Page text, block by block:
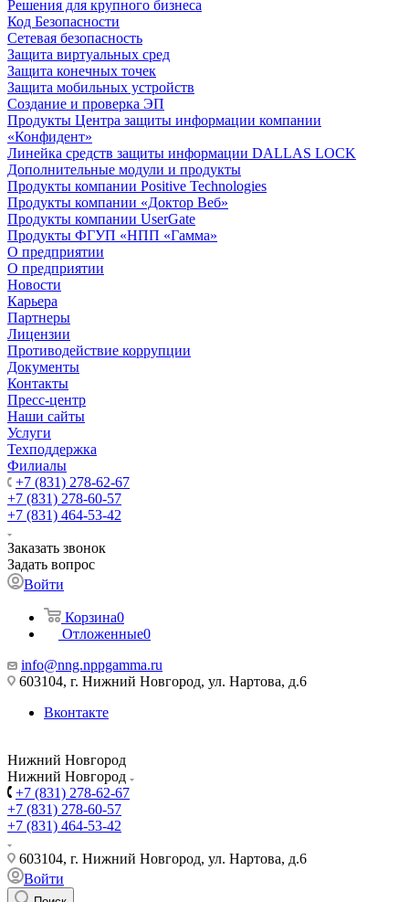
Решения для крупного бизнеса
Код Безопасности
Сетевая безопасность
Защита виртуальных сред
Защита конечных точек
Защита мобильных устройств
Создание и проверка ЭП
Продукты Центра защиты информации компании
«Конфидент»
Линейка средств защиты информации DALLAS LOCK
Дополнительные модули и продукты
Продукты компании Positive Technologies
Продукты компании «Доктор Веб»
Продукты компании UserGate
Продукты ФГУП «НПП «Гамма»
О предприятии
О предприятии
Новости
Карьера
Партнеры
Лицензии
Противодействие коррупции
Документы
Контакты
Пресс-центр
Наши сайты
Услуги
Техподдержка
Филиалы
+7 (831) 278-62-67
+7 (831) 278-60-57
+7 (831) 464-53-42
Заказать звонок
Задать вопрос
Войти
Корзина0
Отложенные0
info@nng.nppgamma.ru
603104, г. Нижний Новгород, ул. Нартова, д.6
Вконтакте
Нижний Новгород
Нижний Новгород
+7 (831) 278-62-67
+7 (831) 278-60-57
+7 (831) 464-53-42
603104, г. Нижний Новгород, ул. Нартова, д.6
Войти